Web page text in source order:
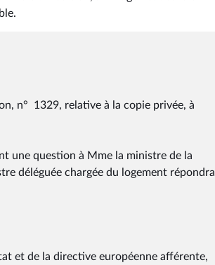
n° 1329, relative à la copie privée, à
une question à Mme la ministre de la
déléguée chargée du logement répondra
et de la directive européenne afférente,